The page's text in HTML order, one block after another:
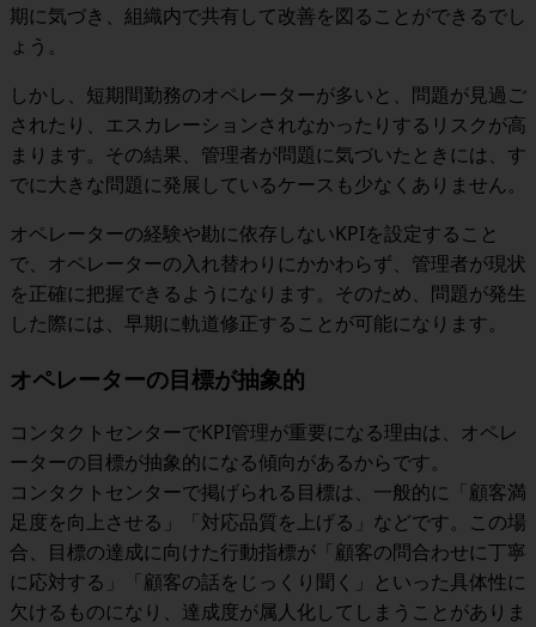
期に気づき、組織内で共有して改善を図ることができるでし
ょう。
しかし、 短期間勤務のオペレーターが多いと、問題が見過ご
されたり、エスカレーションされなかったりするリスクが高
まります。 その結果、管理者が問題に気づいたときには、す
でに大きな問題に発展しているケースも少なくありません。
オペレーターの経験や勘に依存しないKPIを設定すること
で、オペレーターの入れ替わりにかかわらず、管理者が現状
を正確に把握できるようになります。そのため、問題が発生
した際には、早期に軌道修正することが可能になります。
オペレーターの目標が抽象的
コンタクトセンターでKPI管理が重要になる理由は、オペレ
ーターの目標が抽象的になる傾向があるからです。
コンタクトセンターで掲げられる目標は、一般的に「顧客満
足度を向上させる」「対応品質を上げる」などです。この場
合、目標の達成に向けた行動指標が「顧客の問合わせに丁寧
に応対する」「顧客の話をじっくり聞く」といった具体性に
欠けるものになり、達成度が属人化してしまうことがありま